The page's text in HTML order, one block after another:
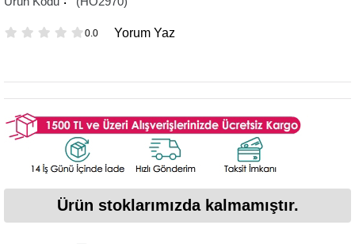
0.0 Yorum Yaz
Ürün stoklarımızda kalmamıştır.